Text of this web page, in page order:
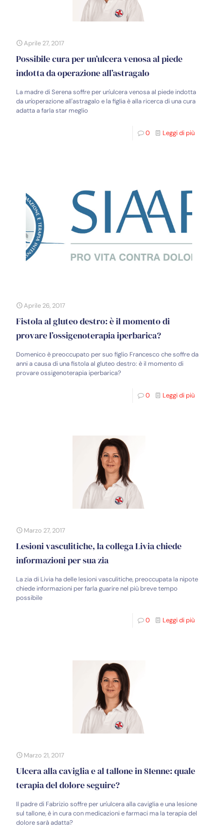
Aprile 27, 2017
Possibile cura per un’ulcera venosa al piede
indotta da operazione all’astragalo
La madre di Serena soffre per un'ulcera venosa al piede indotta
da un'operazione all'astragalo e la figlia è alla ricerca di una cura
adatta a farla star meglio
0 Leggi di più
Aprile 26, 2017
Fistola al gluteo destro: è il momento di
provare l’ossigenoterapia iperbarica?
Domenico è preoccupato per suo figlio Francesco che soffre da
anni a causa di una fistola al gluteo destro: è il momento di
provare ossigenoterapia iperbarica?
0 Leggi di più
Marzo 27, 2017
Lesioni vasculitiche, la collega Livia chiede
informazioni per sua zia
La zia di Livia ha delle lesioni vasculitiche, preoccupata la nipote
chiede informazioni per farla guarire nel più breve tempo
possibile
0 Leggi di più
Marzo 21, 2017
Ulcera alla caviglia e al tallone in 81enne: quale
terapia del dolore seguire?
Il padre di Fabrizio soffre per un'ulcera alla caviglia e una lesione
sul tallone, è in cura con medicazioni e farmaci ma la terapia del
dolore sarà adatta?